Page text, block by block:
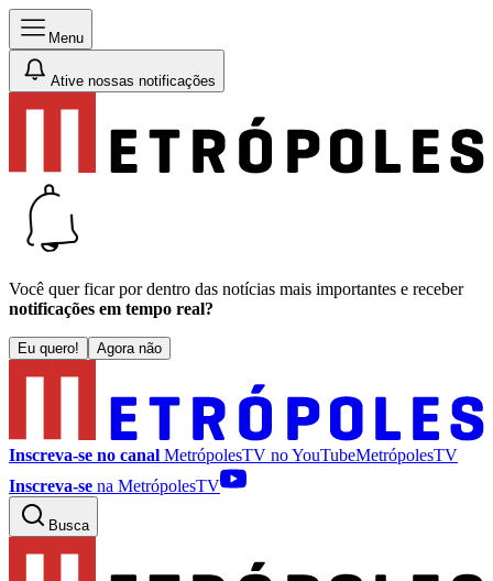
Menu
Ative nossas notificações
Você quer ficar por dentro das notícias mais importantes e receber
notificações em tempo real?
Eu quero! Agora não
Inscreva-se no canal MetrópolesTV noYouTubeMetrópolesTV
Inscreva-se na MetrópolesTV
Busca